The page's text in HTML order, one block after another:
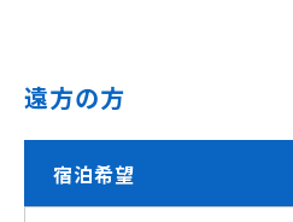
遠方の方
宿泊希望